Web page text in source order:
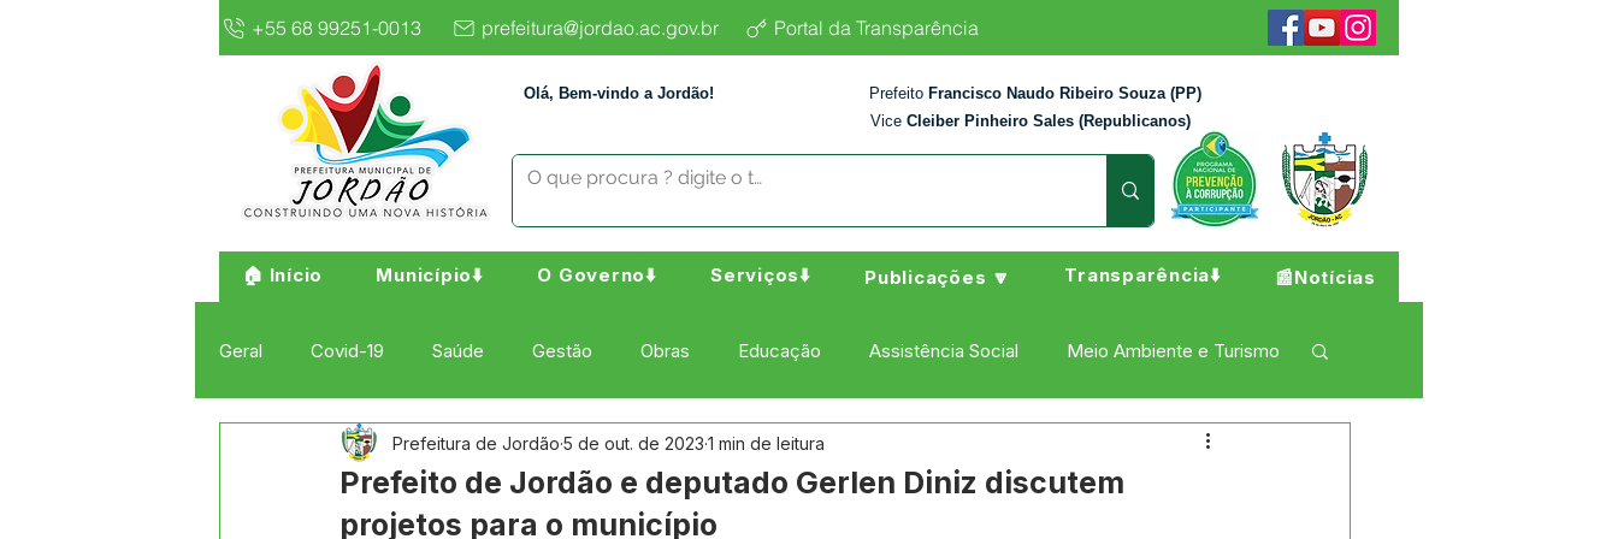
+55 68 99251-0013 prefeitura@jordao.ac.gov.br Portal da Transparência
Olá, Bem-vindo a Jordão! Prefeito Francisco Naudo Ribeiro Souza (PP)
Vice Cleiber Pinheiro Sales (Republicanos)
🏠 Início Município⬇️ O Governo⬇️ Serviços⬇️ Publicações 🔽 Transparência⬇️ 📰Notícias
Geral Covid-19 Saúde Gestão Obras Educação Assistência Social Meio Ambiente e Turismo
Institucional e Governo Cultura Esporte e Lazer Administração e Finanças Campanhas
Prefeito de Jordão e deputado Gerlen Diniz discutem
projetos para o município
Prefeitura de Jordão 5 de out. de 2023 1 min de leitura